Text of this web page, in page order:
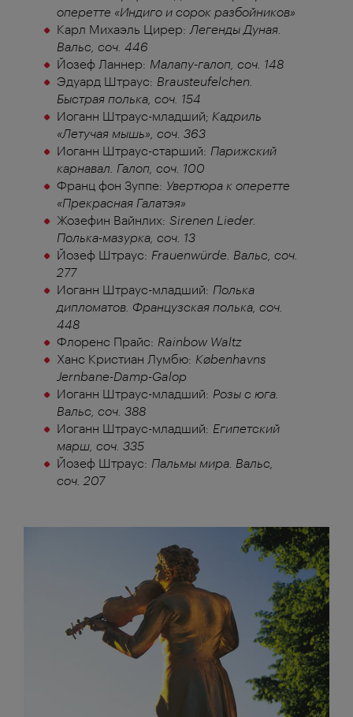
оперетте «Индиго и сорок разбойников»
Карл Михаэль Цирер: Легенды Дуная.
Вальс, соч. 446
Йозеф Ланнер: Малапу-галоп, соч. 148
Эдуард Штраус: Brausteufelchen.
Быстрая полька, соч. 154
Иоганн Штраус-младший; Кадриль
«Летучая мышь», соч. 363
Иоганн Штраус-старший: Парижский
карнавал. Галоп, соч. 100
Франц фон Зуппе: Увертюра к оперетте
«Прекрасная Галатэя»
Жозефин Вайнлих: Sirenen Lieder.
Полька-мазурка, соч. 13
Йозеф Штраус: Frauenwürde. Вальс, соч.
277
Иоганн Штраус-младший: Полька
дипломатов. Французская полька, соч.
448
Флоренс Прайс: Rainbow Waltz
Ханс Кристиан Лумбю: Københavns
Jernbane-Damp-Galop
Иоганн Штраус-младший: Розы с юга.
Вальс, соч. 388
Иоганн Штраус-младший: Египетский
марш, соч. 335
Йозеф Штраус: Пальмы мира. Вальс,
соч. 207